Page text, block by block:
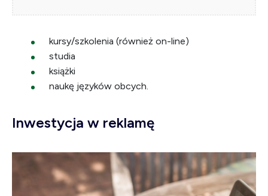
kursy/szkolenia (również on-line)
studia
książki
naukę języków obcych.
Inwestycja w reklamę